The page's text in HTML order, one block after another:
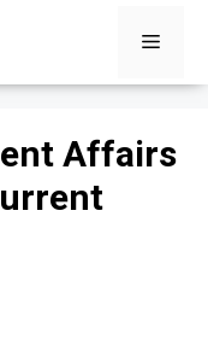
Menu
Affairs